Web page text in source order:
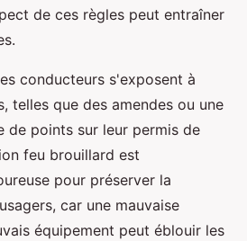
de ces règles peut entraîner
conducteurs s'exposent à
telles que des amendes ou une
de points sur leur permis de
feu brouillard est
pour préserver la
car une mauvaise
équipement peut éblouir les